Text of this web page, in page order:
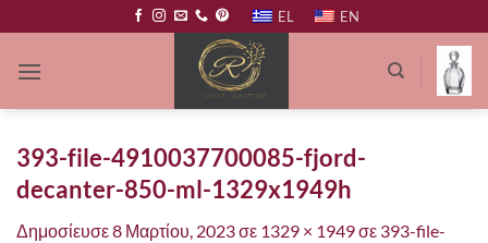
στο
περιεχόμενο
EL EN
393-file-4910037700085-fjord-
decanter-850-ml-1329x1949h
Δημοσίευσε8 Μαρτίου, 2023σε 1329 × 1949σε 393-file-